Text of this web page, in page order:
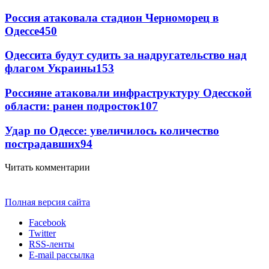
Россия атаковала стадион Черноморец в
Одессе450
Одессита будут судить за надругательство над
флагом Украины153
Россияне атаковали инфраструктуру Одесской
области: ранен подросток107
Удар по Одессе: увеличилось количество
пострадавших94
Читать комментарии
Полная версия сайта
Facebook
Twitter
RSS-ленты
E-mail рассылка